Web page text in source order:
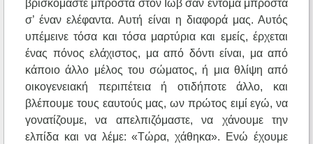
βρισκόμαστε μπροστά στον Ιώβ σαν έντομα μπροστά
σ’ έναν ελέφαντα. Αυτή είναι η διαφορά μας. Αυτός
υπέμεινε τόσα και τόσα μαρτύρια και εμείς, έρχεται
ένας πόνος ελάχιστος, μα από δόντι είναι, μα από
κάποιο άλλο μέλος του σώματος, ή μια θλίψη από
οικογενειακή περιπέτεια ή οτιδήποτε άλλο, και
βλέπουμε τους εαυτούς μας, ων πρώτος ειμί εγώ, να
γονατίζουμε, να απελπιζόμαστε, να χάνουμε την
ελπίδα και να λέμε: «Τώρα, χάθηκα». Ενώ έχουμε